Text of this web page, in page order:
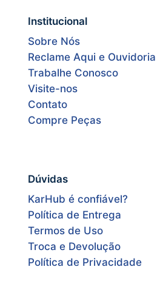
Institucional
Sobre Nós
Reclame Aqui e Ouvidoria
Trabalhe Conosco
Visite-nos
Contato
Compre Peças
Dúvidas
KarHub é confiável?
Política de Entrega
Termos de Uso
Troca e Devolução
Política de Privacidade